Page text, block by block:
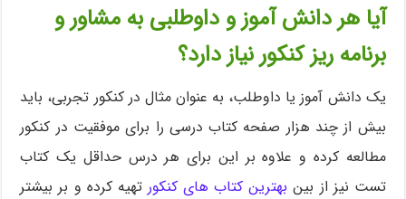
آیا هر دانش آموز و داوطلبی به مشاور و
برنامه ریز کنکور نیاز دارد؟
یک دانش آموز یا داوطلب، به عنوان مثال در کنکور تجربی، باید
بیش از چند هزار صفحه کتاب درسی را برای موفقیت در کنکور
مطالعه کرده و علاوه بر این برای هر درس حداقل یک کتاب
تست نیز از بین بهترین کتاب های کنکور تهیه کرده و بر بیشتر